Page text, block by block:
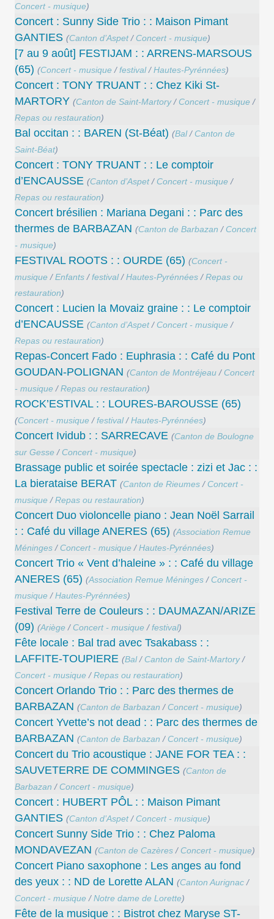
Concert - musique)
Concert : Sunny Side Trio : : Maison Pimant
GANTIES (Canton d’Aspet/ Concert - musique)
[7 au 9 août] FESTIJAM : : ARRENS-MARSOUS
(65) (Concert - musique/festival/Hautes-Pyrénnées)
Concert : TONY TRUANT : : Chez Kiki St-
MARTORY (Canton de Saint-Martory/ Concert - musique/
Repas ou restauration)
Bal occitan : : BAREN (St-Béat) (Bal/ Canton de
Saint-Béat)
Concert : TONY TRUANT : : Le comptoir
d’ENCAUSSE (Canton d’Aspet/ Concert - musique/
Repas ou restauration)
Concert brésilien : Mariana Degani : : Parc des
thermes de BARBAZAN (Canton de Barbazan / Concert
- musique)
FESTIVAL ROOTS : : OURDE (65) (Concert -
musique/Enfants/festival/Hautes-Pyrénnées/Repas ou
restauration)
Concert : Lucien la Movaiz graine : : Le comptoir
d’ENCAUSSE (Canton d’Aspet/ Concert - musique/
Repas ou restauration)
Repas-Concert Fado : Euphrasia : : Café du Pont
GOUDAN-POLIGNAN (Canton de Montréjeau/ Concert
- musique/Repas ou restauration)
ROCK’ESTIVAL : : LOURES-BAROUSSE (65)
(Concert - musique/festival/Hautes-Pyrénnées)
Concert Ividub : : SARRECAVE (Canton de Boulogne
sur Gesse/ Concert - musique)
Brassage public et soirée spectacle : zizi et Jac : :
La bierataise BERAT (Canton de Rieumes/ Concert -
musique/Repas ou restauration)
Concert Duo violoncelle piano : Jean Noël Sarrail
: : Café du village ANERES (65) (Association Remue
Méninges/ Concert - musique/Hautes-Pyrénnées)
Concert Trio « Vent d’haleine » : : Café du village
ANERES (65) (Association Remue Méninges/ Concert -
musique/Hautes-Pyrénnées)
Festival Terre de Couleurs : : DAUMAZAN/ARIZE
(09) (Ariège/ Concert - musique/festival)
Fête locale : Bal trad avec Tsakabass : :
LAFFITE-TOUPIERE (Bal/ Canton de Saint-Martory/
Concert - musique/Repas ou restauration)
Concert Orlando Trio : : Parc des thermes de
BARBAZAN (Canton de Barbazan / Concert - musique)
Concert Yvette’s not dead : : Parc des thermes de
BARBAZAN (Canton de Barbazan / Concert - musique)
Concert du Trio acoustique : JANE FOR TEA : :
SAUVETERRE DE COMMINGES (Canton de
Barbazan / Concert - musique)
Concert : HUBERT PÔL : : Maison Pimant
GANTIES (Canton d’Aspet/ Concert - musique)
Concert Sunny Side Trio : : Chez Paloma
MONDAVEZAN (Canton de Cazères/ Concert - musique)
Concert Piano saxophone : Les anges au fond
des yeux : : ND de Lorette ALAN (Canton Aurignac/
Concert - musique/Notre dame de Lorette)
Fête de la musique : : Bistrot chez Maryse ST-